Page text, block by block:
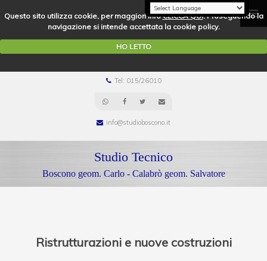
Questo sito utilizza cookie, per maggiori infoCLICCA QUI. Proseguendo la
navigazione si intende accettata la cookie policy.
HO LETTO
Tel: 015/26010
info@studioboscono.it
Studio Tecnico
Boscono geom. Carlo - Calabrò geom. Salvatore
Ristrutturazioni e nuove costruzioni